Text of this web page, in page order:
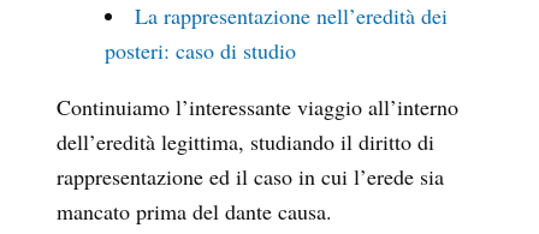
La rappresentazione nell’eredità dei
posteri: caso di studio
Continuiamo l’interessante viaggio all’interno
dell’eredità legittima, studiando il diritto di
rappresentazione ed il caso in cui l’erede sia
mancato prima del dante causa.